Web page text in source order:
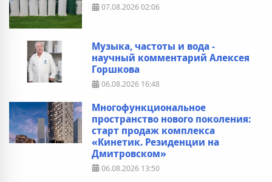
07.08.202602:06
Музыка, частоты и вода -
научный комментарий Алексея
Горшкова
06.08.2026 16:48
Многофункциональное
пространство нового поколения:
старт продаж комплекса
«Кинетик. Резиденции на
Дмитровском»
06.08.2026 13:50